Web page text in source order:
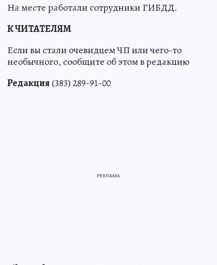
На месте работали сотрудники ГИБДД.
К ЧИТАТЕЛЯМ
Если вы стали очевидцем ЧП или чего-то
необычного, сообщите об этом в редакцию
Редакция (383) 289-91-00